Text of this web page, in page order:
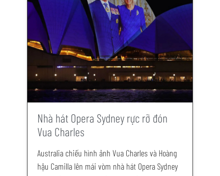
Nhà hát Opera Sydney rực rỡ đón
Vua Charles
Australia chiếu hình ảnh Vua Charles và Hoàng
hậu Camilla lên mái vòm nhà hát Opera Sydney